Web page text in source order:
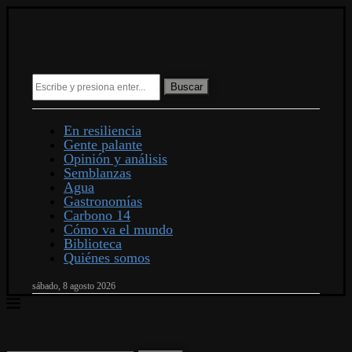
Buscar
En resiliencia
Gente palante
Opinión y análisis
Semblanzas
Agua
Gastronomías
Carbono 14
Cómo va el mundo
Biblioteca
Quiénes somos
sábado, 8 agosto 2026